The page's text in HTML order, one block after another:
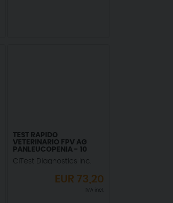
TEST RAPIDO
VETERINARIO FPV AG
PANLEUCOPENIA - 10
CiTest Diagnostics Inc.
EUR 73,20
IVA incl.